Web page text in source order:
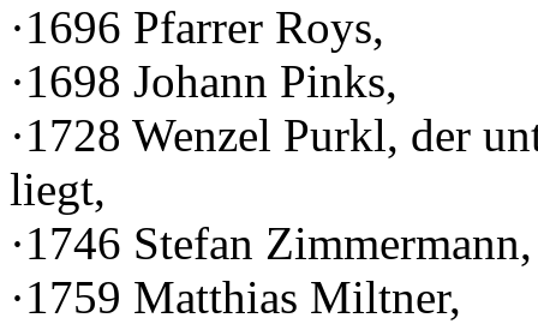
·1696 Pfarrer Roys,
·1698 Johann Pinks,
·1728 Wenzel Purkl, der
liegt,
·1746 Stefan Zimmermann,
·1759 Matthias Miltner,